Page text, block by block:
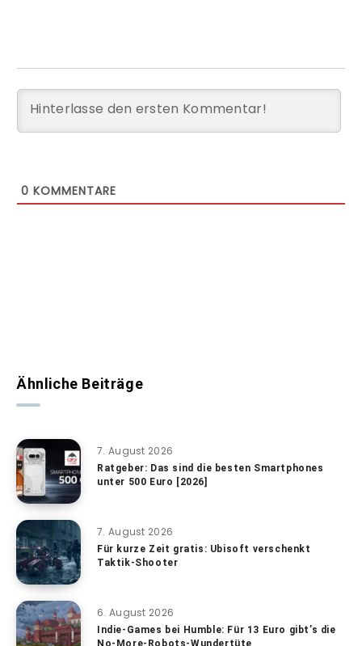
0 KOMMENTARE
Ähnliche Beiträge
7. August 2026
Ratgeber: Das sind die besten Smartphones
unter 500 Euro [2026]
7. August 2026
Für kurze Zeit gratis: Ubisoft verschenkt
Taktik-Shooter
6. August 2026
Indie-Games bei Humble: Für 13 Euro gibt’s die
No-More-Robots-Wundertüte